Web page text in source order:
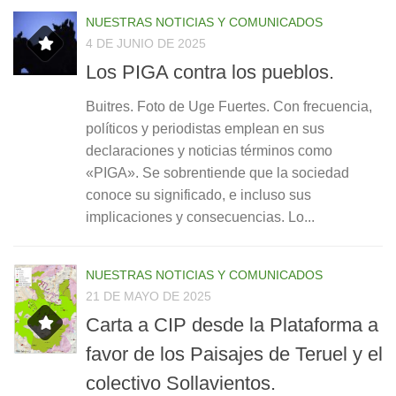
NUESTRAS NOTICIAS Y COMUNICADOS
4 DE JUNIO DE 2025
Los PIGA contra los pueblos.
Buitres. Foto de Uge Fuertes. Con frecuencia,
políticos y periodistas emplean en sus
declaraciones y noticias términos como
«PIGA». Se sobrentiende que la sociedad
conoce su significado, e incluso sus
implicaciones y consecuencias. Lo...
NUESTRAS NOTICIAS Y COMUNICADOS
21 DE MAYO DE 2025
Carta a CIP desde la Plataforma a
favor de los Paisajes de Teruel y el
colectivo Sollavientos.